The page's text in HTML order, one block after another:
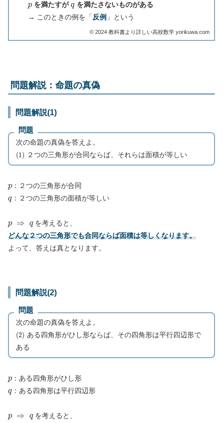
を満たすが
を満たさないものがある
→ このときの例を「反例 」という
©︎ 2024 教科書より詳しい高校数学 yorikuwa.com
問題解説：命題の真偽
問題解説(1)
問題
次の命題の真偽を答えよ。
(1) ２つの三角形が合同ならば、それらは面積が等しい
：２つの三角形が合同
：２つの三角形の面積が等しい
を考えると、
どんな２つの三角形でも合同ならば面積は等しくなります。
よって、答えは真となります。
問題解説(2)
問題
次の命題の真偽を答えよ。
(2) ある四角形がひし形ならば、その四角形は平行四辺形で
ある
：ある四角形がひし形
：ある四角形は平行四辺形
を考えると、